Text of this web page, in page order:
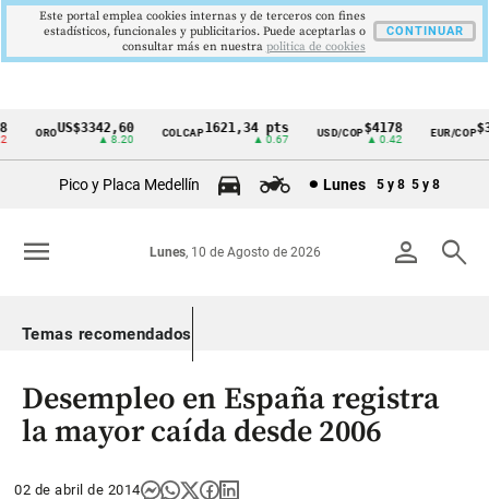
Cintillo
Colombia
OROUS$3342,60
▲ 8.20
COLCAP1621,34 pts
▲ 0.67
USD/COP$4178
▲ 0.42
EUR/COP
Pico y Placa Medellín Lunes 5 y 8 5 y 8
person search
Lunes, 10 de Agosto de 2026
menu
Temas recomendados
Desempleo en España registra
la mayor caída desde 2006
02 de abril de 2014
Este portal emplea cookies internas y de terceros con fines
estadísticos, funcionales y publicitarios. Puede aceptarlas o
consultar más en nuestra politica de cookies
CONTINUAR